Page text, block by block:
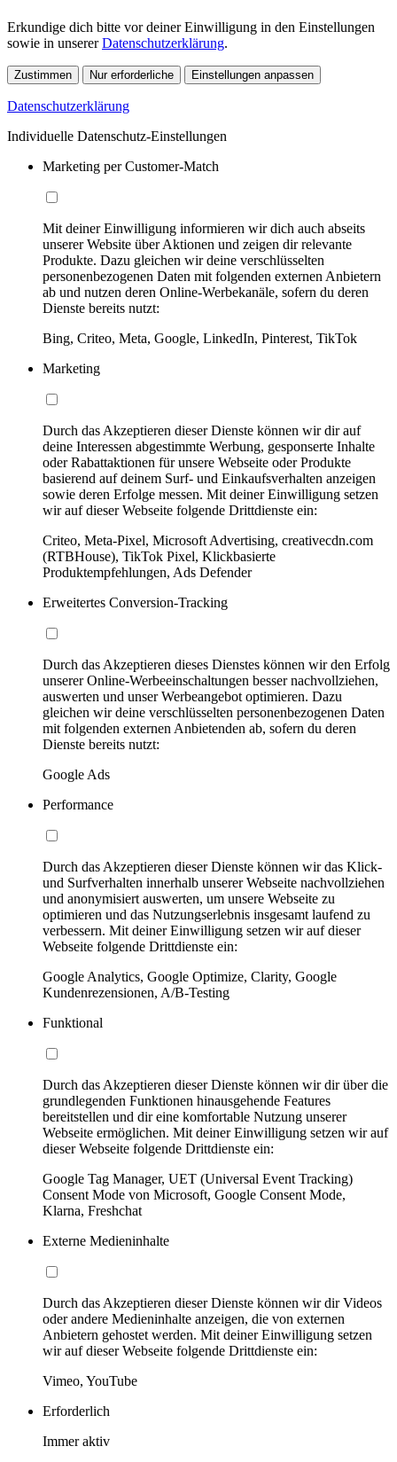
Erkundige dich bitte vor deiner Einwilligung in den Einstellungen
sowie in unsererDatenschutzerklärung.
Zustimmen Nur erforderliche Einstellungen anpassen
Datenschutzerklärung
Individuelle Datenschutz-Einstellungen
Marketing per Customer-Match
Mit deiner Einwilligung informieren wir dich auch abseits
unserer Website über Aktionen und zeigen dir relevante
Produkte. Dazu gleichen wir deine verschlüsselten
personenbezogenen Daten mit folgenden externen Anbietern
ab und nutzen deren Online-Werbekanäle, sofern du deren
Dienste bereits nutzt:
Bing, Criteo, Meta, Google, LinkedIn, Pinterest, TikTok
Marketing
Durch das Akzeptieren dieser Dienste können wir dir auf
deine Interessen abgestimmte Werbung, gesponserte Inhalte
oder Rabattaktionen für unsere Webseite oder Produkte
basierend auf deinem Surf- und Einkaufsverhalten anzeigen
sowie deren Erfolge messen. Mit deiner Einwilligung setzen
wir auf dieser Webseite folgende Drittdienste ein:
Criteo, Meta-Pixel, Microsoft Advertising, creativecdn.com
(RTBHouse), TikTok Pixel, Klickbasierte
Produktempfehlungen, Ads Defender
Erweitertes Conversion-Tracking
Durch das Akzeptieren dieses Dienstes können wir den Erfolg
unserer Online-Werbeeinschaltungen besser nachvollziehen,
auswerten und unser Werbeangebot optimieren. Dazu
gleichen wir deine verschlüsselten personenbezogenen Daten
mit folgenden externen Anbietenden ab, sofern du deren
Dienste bereits nutzt:
Google Ads
Performance
Durch das Akzeptieren dieser Dienste können wir das Klick-
und Surfverhalten innerhalb unserer Webseite nachvollziehen
und anonymisiert auswerten, um unsere Webseite zu
optimieren und das Nutzungserlebnis insgesamt laufend zu
verbessern. Mit deiner Einwilligung setzen wir auf dieser
Webseite folgende Drittdienste ein:
Google Analytics, Google Optimize, Clarity, Google
Kundenrezensionen, A/B-Testing
Funktional
Durch das Akzeptieren dieser Dienste können wir dir über die
grundlegenden Funktionen hinausgehende Features
bereitstellen und dir eine komfortable Nutzung unserer
Webseite ermöglichen. Mit deiner Einwilligung setzen wir auf
dieser Webseite folgende Drittdienste ein:
Google Tag Manager, UET (Universal Event Tracking)
Consent Mode von Microsoft, Google Consent Mode,
Klarna, Freshchat
Externe Medieninhalte
Durch das Akzeptieren dieser Dienste können wir dir Videos
oder andere Medieninhalte anzeigen, die von externen
Anbietern gehostet werden. Mit deiner Einwilligung setzen
wir auf dieser Webseite folgende Drittdienste ein:
Vimeo, YouTube
Erforderlich
Immer aktiv